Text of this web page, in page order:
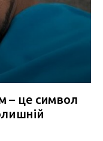
– це символ